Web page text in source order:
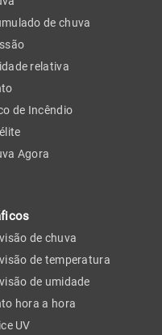
de chuva
relativa
de Incêndio
Agora
de chuva
de temperatura
de umidade
hora a hora
UV